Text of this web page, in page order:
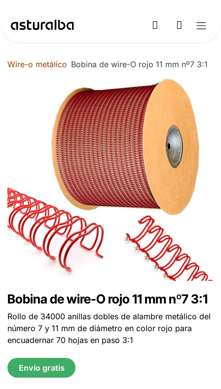
Wire-o metálico Bobina de wire-O rojo 11 mm nº7 3:1
Bobina de wire-O rojo 11 mm nº7 3:1
Rollo de 34000 anillas dobles de alambre metálico del
número 7 y 11 mm de diámetro en color rojo para
encuadernar 70 hojas en paso 3:1
Envío gratis